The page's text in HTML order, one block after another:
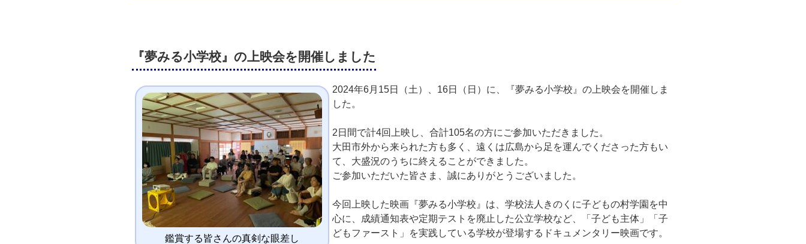
『夢みる小学校』の上映会を開催しました
鑑賞する皆さんの真剣な眼差し
2024年6月15日（土）、16日（日）に、『夢みる小学校』の上映会を開催しま
した。
2日間で計4回上映し、合計105名の方にご参加いただきました。
大田市外から来られた方も多く、遠くは広島から足を運んでくださった方もい
て、大盛況のうちに終えることができました。
ご参加いただいた皆さま、誠にありがとうございました。
今回上映した映画『夢みる小学校』は、学校法人きのくに子どもの村学園を中
心に、成績通知表や定期テストを廃止した公立学校など、「子ども主体」「子
どもファースト」を実践している学校が登場するドキュメンタリー映画です。